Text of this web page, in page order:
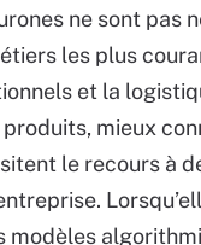
ne sont pas
les plus
et la
mieux
le recours à
modèles